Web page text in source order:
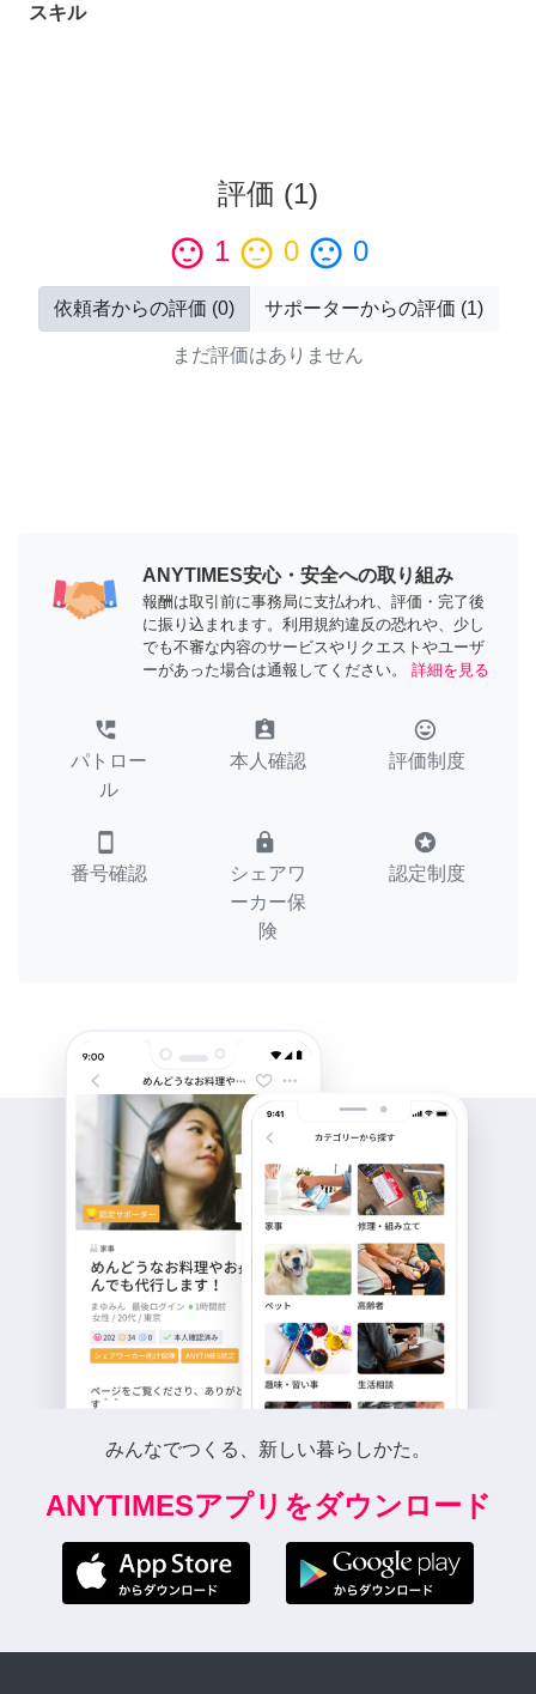
スキル
評価 (1)
sentiment_satisfied 1 sentiment_neutral 0 sentiment_dissatisfied 0
依頼者からの評価 (0) サポーターからの評価 (1)
まだ評価はありません
ANYTIMES安心・安全への取り組み
報酬は取引前に事務局に支払われ、評価・完了後
に振り込まれます。利用規約違反の恐れや、少し
でも不審な内容のサービスやリクエストやユーザ
ーがあった場合は通報してください。
詳細を見る
perm_phone_msg
パトロー
ル
assignment_ind
本人確認
tag_faces
評価制度
smartphone
番号確認
lock
シェアワ
ーカー保
険
stars
認定制度
みんなでつくる、新しい暮らしかた。
ANYTIMESアプリをダウンロード